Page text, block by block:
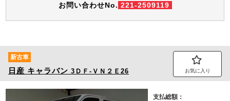
お問い合わせNo. 221-2509119
新古車
日産 キャラバン 3ＤＦ-ＶＮ２Ｅ26 お気に入り
支払総額：